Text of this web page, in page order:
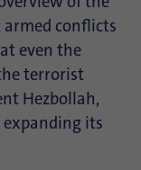
conflicts
even the
terrorist
Hezbollah,
its